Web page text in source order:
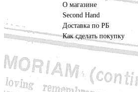
О магазине
Second Hand
Доставка по РБ
Как сделать покупку